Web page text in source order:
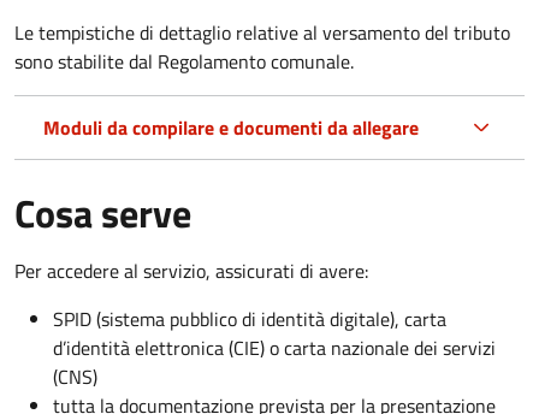
Le tempistiche di dettaglio relative al versamento del tributo
sono stabilite dal Regolamento comunale.
Moduli da compilare e documenti da allegare
Cosa serve
Per accedere al servizio, assicurati di avere:
SPID (sistema pubblico di identità digitale), carta
d’identità elettronica (CIE) o carta nazionale dei servizi
(CNS)
tutta la documentazione prevista per la presentazione